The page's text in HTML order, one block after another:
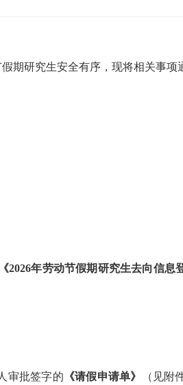
期研究生安全有序，现将相关事项
2026年劳动节假期研究生去向信息
审批签字的 《请假申请单》
（见附